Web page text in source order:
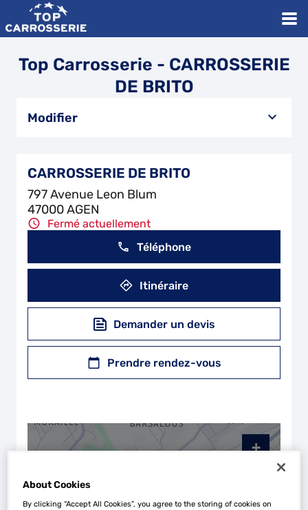
Top Carrosserie - CARROSSERIE
DE BRITO
Modifier
CARROSSERIE DE BRITO
797 Avenue Leon Blum
47000 AGEN
Fermé actuellement
Téléphone
Itinéraire
Demander un devis
Prendre rendez-vous
+
About Cookies
By clicking “Accept All Cookies”, you agree to the storing of cookies on